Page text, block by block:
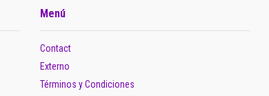
Menú
Contact
Externo
Términos y Condiciones